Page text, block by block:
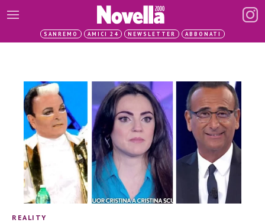
SANREMO AMICI 24 NEWSLETTER ABBONATI
REALITY